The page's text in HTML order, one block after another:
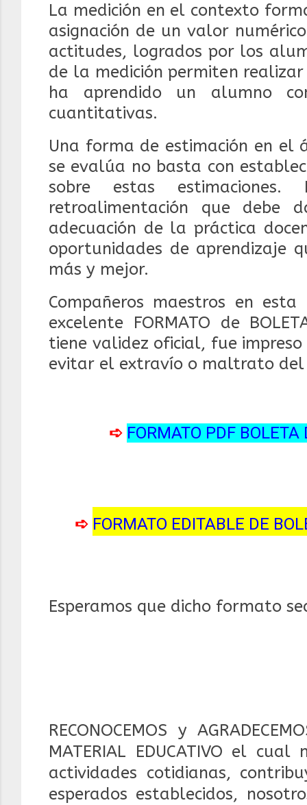
La medición en el contexto
asignación de un valor
actitudes, logrados por los
de la medición permiten
ha aprendido un alumno
cuantitativas.
Una forma de estimación en el
se evalúa no basta con
sobre estas
retroalimentación que
adecuación de la práctica
oportunidades de aprendizaje
más y mejor.
Compañeros maestros en
excelente FORMATO de
tiene validez oficial, fue
evitar el extravío o maltrato
➪ FORMATO PDF
➪ FORMATO EDITABLE DE
Esperamos que dicho formato
RECONOCEMOS y
MATERIAL EDUCATIVO el
actividades cotidianas,
esperados establecidos,